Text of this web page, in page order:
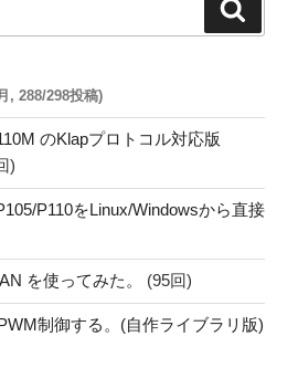
, 288/298投稿)
のKlapプロトコル対応版
)
P110をLinux/Windowsから直接
を使ってみた。 (95回)
制御する。(自作ライブラリ版)